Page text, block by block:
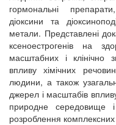
гормональні
діоксини та
метали. Представлені
ксеноестрогенів на
масштабних і клінічно
впливу хімічних
людини, а також
джерел і масштабів
природне середовище
розроблення